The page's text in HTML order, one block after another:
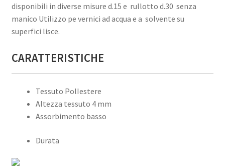
disponibili in diverse misure d.15 e rullotto d.30 senza
manico Utilizzo pe vernici ad acqua e a solvente su
superfici lisce.
CARATTERISTICHE
Tessuto PolIestere
Altezza tessuto 4 mm
Assorbimento basso
Durata